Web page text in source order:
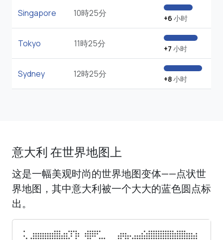
Singapore 10時25分 +6 小时
Tokyo 11時25分 +7 小时
Sydney 12時25分 +8小时
意大利 在世界地图上
这是一幅美观时尚的世界地图变体——点状世
界地图，其中意大利被一个大大的蓝色圆点标
出。